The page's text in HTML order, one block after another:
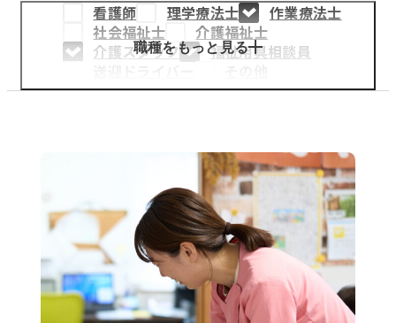
医療・介護事業
募集職種
ENTRY 079-
看護師 理学療法士
作業療法士
社会福祉士
介護福祉士
介護スタッフ
福祉用具相談員
職種をもっと見る